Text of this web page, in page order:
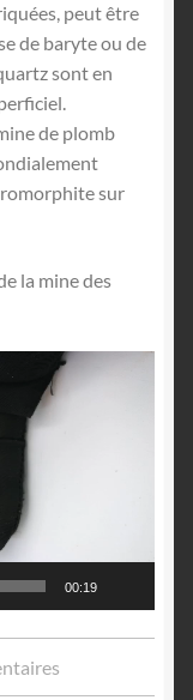
peut être
de baryte ou de
sont en
de plomb
sur
la mine des
00:19